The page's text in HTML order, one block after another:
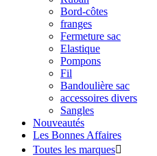
Bord-côtes
franges
Fermeture sac
Elastique
Pompons
Fil
Bandoulière sac
accessoires divers
Sangles
Nouveautés
Les Bonnes Affaires
Toutes les marques